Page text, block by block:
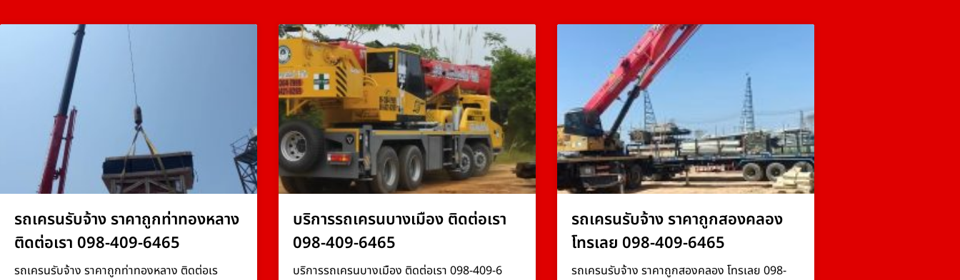
รถเครนรับจ้าง ราคาถูกท่าทองหลาง
ติดต่อเรา 098-409-6465
รถเครนรับจ้าง ราคาถูกท่าทองหลาง ติดต่อเร
บริการรถเครนบางเมือง ติดต่อเรา
098-409-6465
บริการรถเครนบางเมือง ติดต่อเรา 098-409-6
รถเครนรับจ้าง ราคาถูกสองคลอง
โทรเลย 098-409-6465
รถเครนรับจ้าง ราคาถูกสองคลอง โทรเลย 098-